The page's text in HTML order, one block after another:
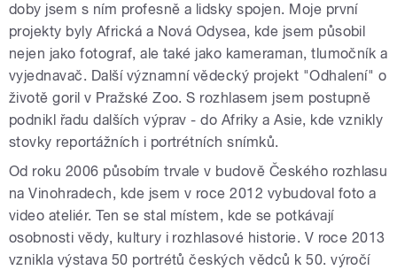
doby jsem s ním profesně a lidsky spojen. Moje první
projekty byly Africká a Nová Odysea, kde jsem působil
nejen jako fotograf, ale také jako kameraman, tlumočník a
vyjednavač. Další významní vědecký projekt "Odhalení" o
životě goril v Pražské Zoo. S rozhlasem jsem postupně
podnikl řadu dalších výprav - do Afriky a Asie, kde vznikly
stovky reportážních i portrétních snímků.
Od roku 2006 působím trvale v budově Českého rozhlasu
na Vinohradech, kde jsem v roce 2012 vybudoval foto a
video ateliér. Ten se stal místem, kde se potkávají
osobnosti vědy, kultury i rozhlasové historie. V roce 2013
vznikla výstava 50 portrétů českých vědců k 50. výročí